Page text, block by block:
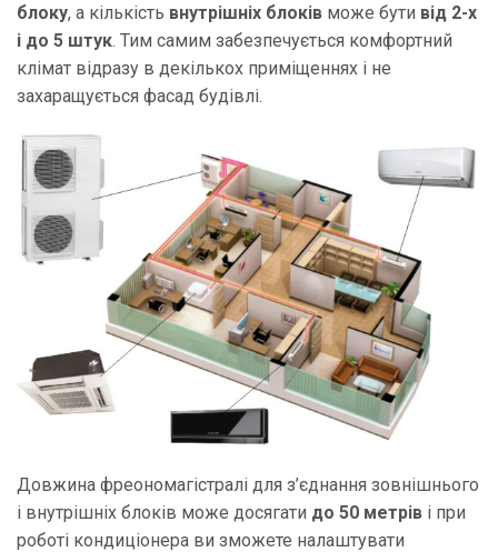
блоку, а кількість внутрішніх блоків може бути від 2-х
і до 5 штук. Тим самим забезпечується комфортний
клімат відразу в декількох приміщеннях і не
захаращується фасад будівлі.
Довжина фреономагістралі для з’єднання зовнішнього
і внутрішніх блоків може досягати до 50 метрів і при
роботі кондиціонера ви зможете налаштувати